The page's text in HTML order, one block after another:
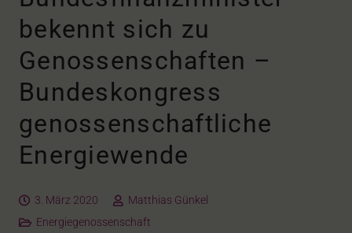
bekennt sich zu
Genossenschaften –
Bundeskongress
genossenschaftliche
Energiewende
3. März 2020
Matthias Günkel
Energiegenossenschaft